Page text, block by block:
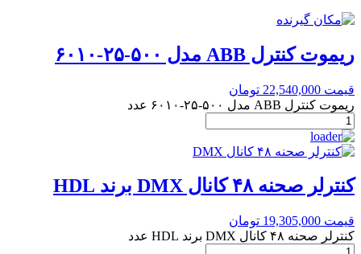
ریموت کنترل ABB مدل ۵۰۰-۲۵-۶۰۱۰
قیمت 22,540,000 تومان
ریموت کنترل ABB مدل ۵۰۰-۲۵-۶۰۱۰ عدد
کنترلر صحنه ۴۸ کانال DMX برند HDL
قیمت 19,305,000 تومان
کنترلر صحنه ۴۸ کانال DMX برند HDL عدد